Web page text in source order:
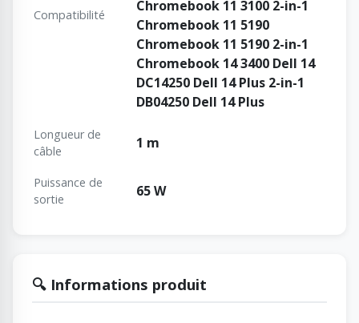
Compatibilité
Chromebook 11 3100 2-in-1
Chromebook 11 5190
Chromebook 11 5190 2-in-1
Chromebook 14 3400 Dell 14
DC14250 Dell 14 Plus 2-in-1
DB04250 Dell 14 Plus
Longueur de
câble
1 m
Puissance de
sortie
65 W
🔍 Informations produit